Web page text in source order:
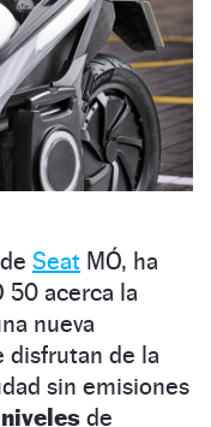
Seat MÓ, ha
50 acerca la
nueva
disfrutan de la
sin emisiones
de